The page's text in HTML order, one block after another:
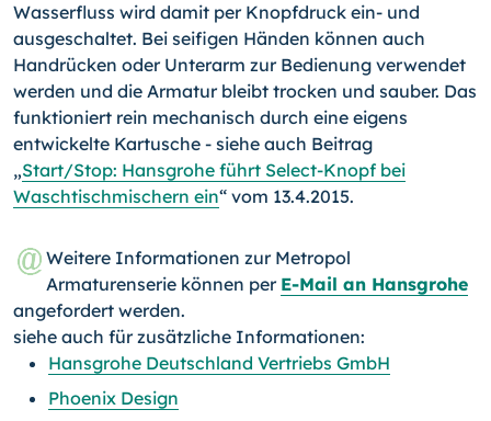
Wasserfluss wird damit per Knopfdruck ein- und
ausgeschaltet. Bei seifigen Händen können auch
Handrücken oder Unterarm zur Bedienung verwendet
werden und die Armatur bleibt trocken und sauber. Das
funktioniert rein mechanisch durch eine eigens
entwickelte Kartusche - siehe auch Beitrag
„Start/Stop: Hansgrohe führt Select-Knopf bei
Waschtischmischern ein“ vom 13.4.2015.
Weitere Informationen zur Metropol
Armaturenserie können per E-Mail an Hansgrohe
angefordert werden.
siehe auch für zusätzliche Informationen:
Hansgrohe Deutschland Vertriebs GmbH
Phoenix Design